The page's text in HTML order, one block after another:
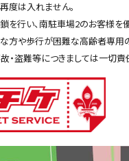
度は入れません。
行い、南駐車場2のお客様を
や歩行が困難な高齢者専用
盗難等につきましては一切責